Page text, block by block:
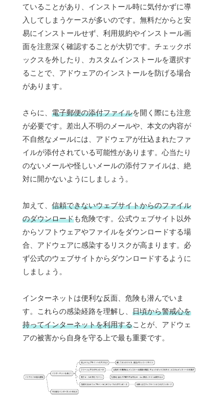
ていることがあり、インストール時に気付かずに導
入してしまうケースが多いのです。無料だからと安
易にインストールせず、利用規約やインストール画
面を注意深く確認することが大切です。チェックボ
ックスを外したり、カスタムインストールを選択す
ることで、アドウェアのインストールを防げる場合
があります。
さらに、 電子郵便の添付ファイルを開く際にも注意
が必要です。差出人不明のメールや、本文の内容が
不自然なメールには、アドウェアが仕込まれたファ
イルが添付されている可能性があります。心当たり
のないメールや怪しいメールの添付ファイルは、絶
対に開かないようにしましょう。
加えて、 信頼できないウェブサイトからのファイル
のダウンロードも危険です。公式ウェブサイト以外
からソフトウェアやファイルをダウンロードする場
合、アドウェアに感染するリスクが高まります。必
ず公式のウェブサイトからダウンロードするように
しましょう。
インターネットは便利な反面、危険も潜んでいま
す。これらの感染経路を理解し、 日頃から警戒心を
持ってインターネットを利用することが、アドウェ
アの被害から自身を守る上で最も重要です。